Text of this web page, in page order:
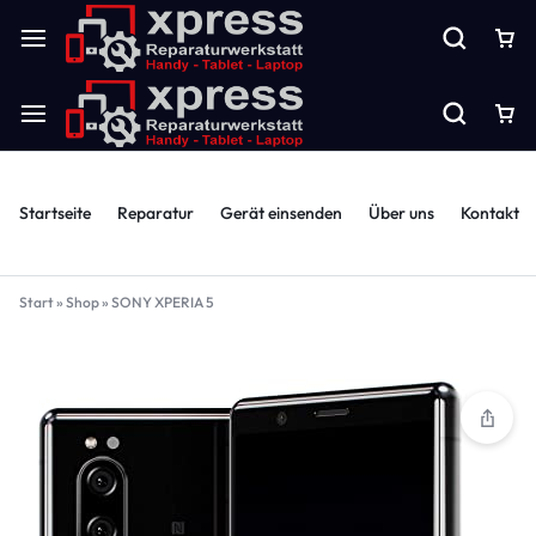
Startseite Reparatur Gerät einsenden Über uns Kontakt
Start» Shop» SONY XPERIA 5